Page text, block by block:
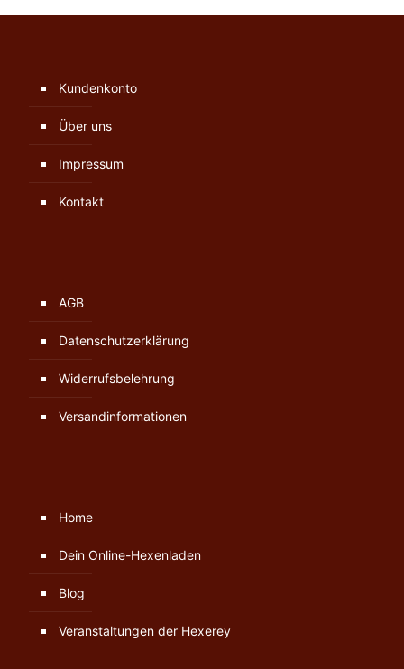
Kundenkonto
Über uns
Impressum
Kontakt
AGB
Datenschutzerklärung
Widerrufsbelehrung
Versandinformationen
Home
Dein Online-Hexenladen
Blog
Veranstaltungen der Hexerey